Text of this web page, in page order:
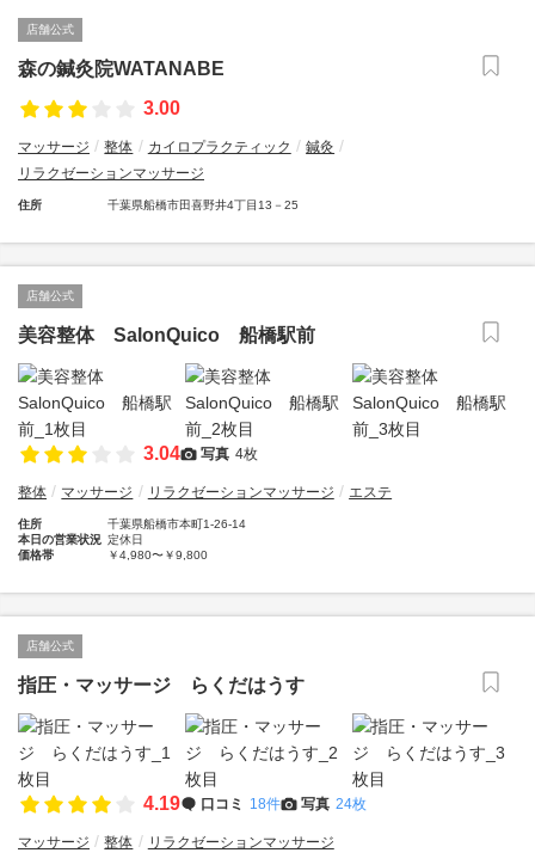
店舗公式
森の鍼灸院WATANABE
3.00
マッサージ 整体 カイロプラクティック
鍼灸
リラクゼーションマッサージ
住所 千葉県船橋市田喜野井4丁目13－25
店舗公式
美容整体 SalonQuico 船橋駅前
3.04 写真 4枚
整体 マッサージ リラクゼーションマッサージ エステ
住所
千葉県船橋市本町1-26-14
本日の営業状況 定休日
価格帯
￥4,980〜￥9,800
店舗公式
指圧・マッサージ らくだはうす
4.19 口コミ 18件 写真 24枚
マッサージ 整体 リラクゼーションマッサージ